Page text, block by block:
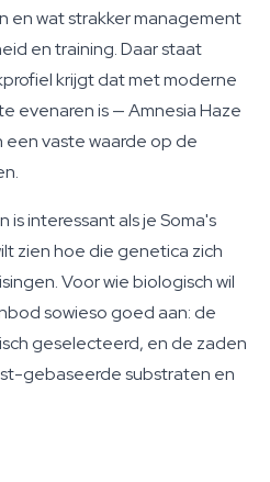
en wat strakker management
en training. Daar staat
krijgt dat met moderne
evenaren is — Amnesia Haze
een vaste waarde op de
is interessant als je Soma's
zien hoe die genetica zich
Voor wie biologisch wil
sowieso goed aan: de
geselecteerd, en de zaden
gebaseerde substraten en